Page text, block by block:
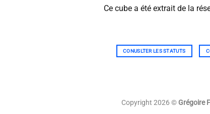
Ce cube a été extrait de la
CONUSLTER LES STATUTS
Copyright 2026 © Grégoire